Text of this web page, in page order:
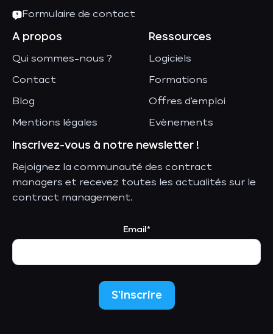
Formulaire de contact
A propos
Qui sommes-nous ?
Contact
Blog
Mentions légales
Ressources
Logiciels
Formations
Offres d'emploi
Evènements
Inscrivez-vous à notre newsletter !
Rejoignez la communauté des contract
managers et recevez toutes les actualités sur le
contract management.
Email*